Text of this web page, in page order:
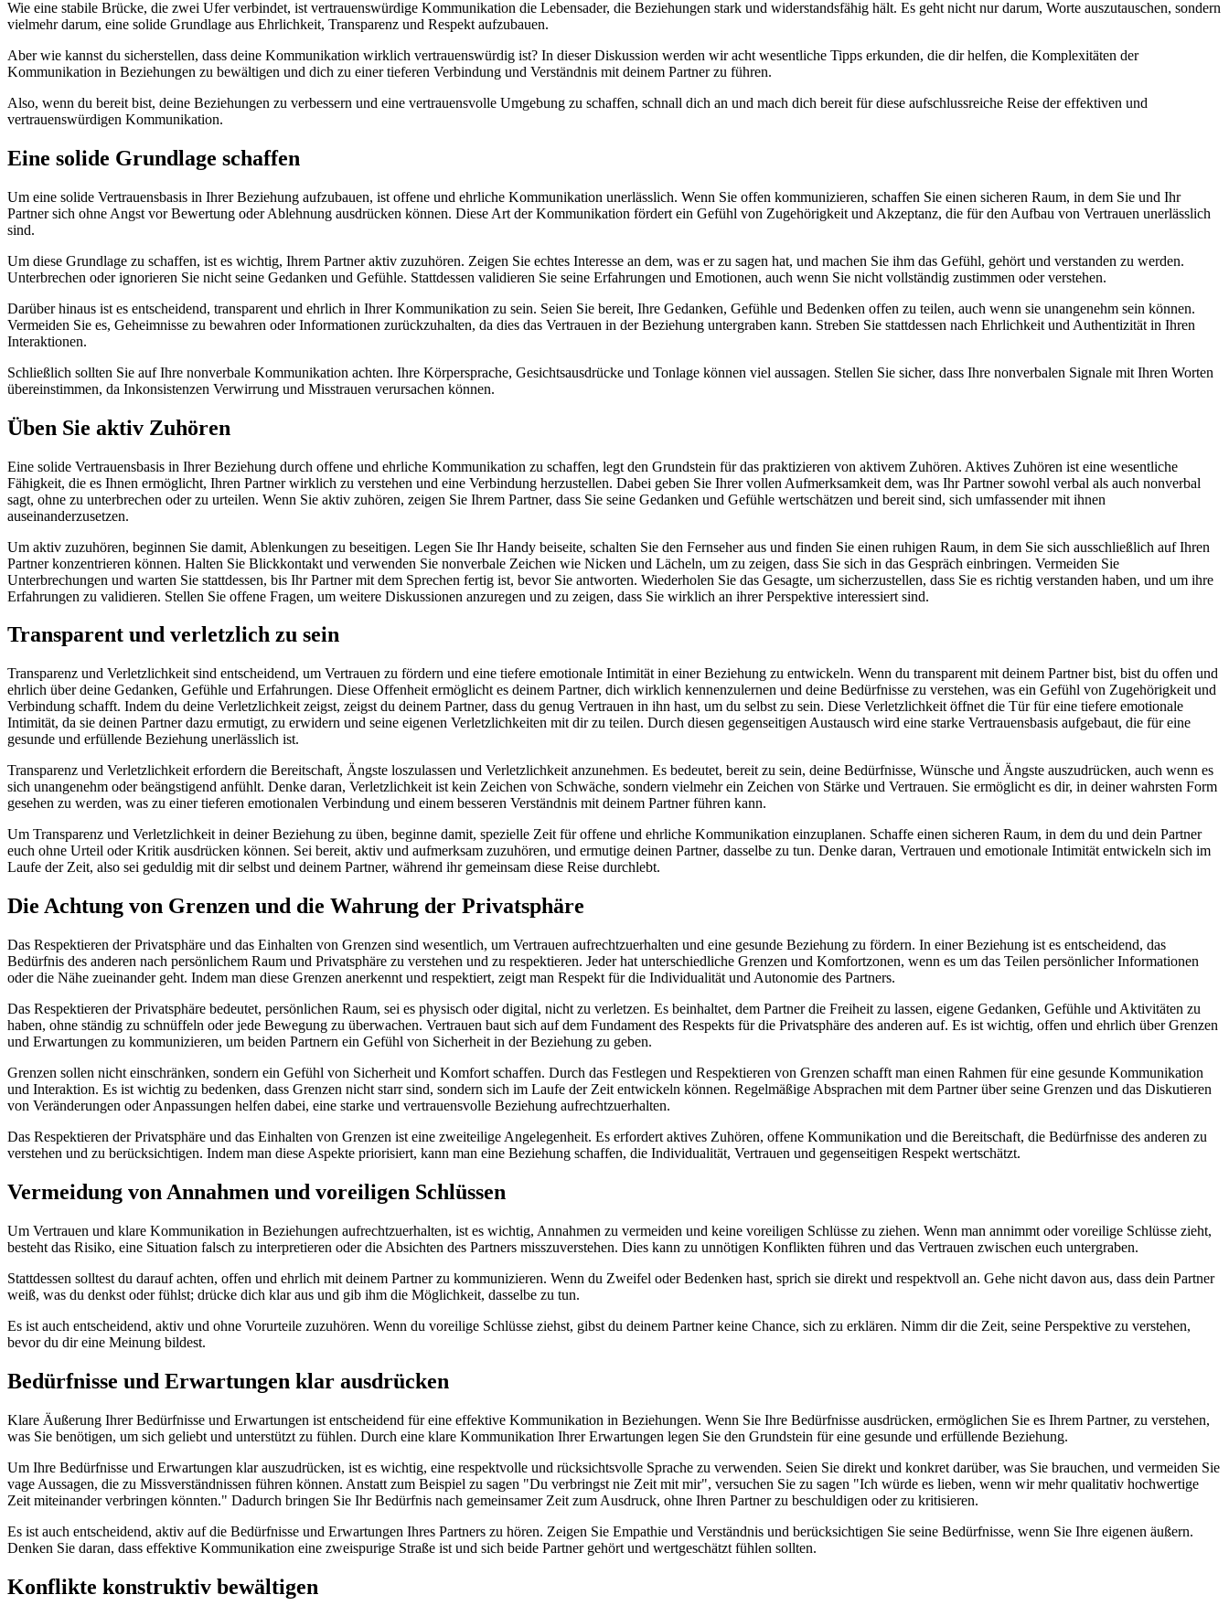
Wie eine stabile Brücke, die zwei Ufer verbindet, ist vertrauenswürdige Kommunikation die Lebensader, die Beziehungen stark und widerstandsfähig hält. Es geht nicht nur darum, Worte auszutauschen, sondern
vielmehr darum, eine solide Grundlage aus Ehrlichkeit, Transparenz und Respekt aufzubauen.
Aber wie kannst du sicherstellen, dass deine Kommunikation wirklich vertrauenswürdig ist? In dieser Diskussion werden wir acht wesentliche Tipps erkunden, die dir helfen, die Komplexitäten der
Kommunikation in Beziehungen zu bewältigen und dich zu einer tieferen Verbindung und Verständnis mit deinem Partner zu führen.
Also, wenn du bereit bist, deine Beziehungen zu verbessern und eine vertrauensvolle Umgebung zu schaffen, schnall dich an und mach dich bereit für diese aufschlussreiche Reise der effektiven und
vertrauenswürdigen Kommunikation.
Eine solide Grundlage schaffen
Um eine solide Vertrauensbasis in Ihrer Beziehung aufzubauen, ist offene und ehrliche Kommunikation unerlässlich. Wenn Sie offen kommunizieren, schaffen Sie einen sicheren Raum, in dem Sie und Ihr
Partner sich ohne Angst vor Bewertung oder Ablehnung ausdrücken können. Diese Art der Kommunikation fördert ein Gefühl von Zugehörigkeit und Akzeptanz, die für den Aufbau von Vertrauen unerlässlich
sind.
Um diese Grundlage zu schaffen, ist es wichtig, Ihrem Partner aktiv zuzuhören. Zeigen Sie echtes Interesse an dem, was er zu sagen hat, und machen Sie ihm das Gefühl, gehört und verstanden zu werden.
Unterbrechen oder ignorieren Sie nicht seine Gedanken und Gefühle. Stattdessen validieren Sie seine Erfahrungen und Emotionen, auch wenn Sie nicht vollständig zustimmen oder verstehen.
Darüber hinaus ist es entscheidend, transparent und ehrlich in Ihrer Kommunikation zu sein. Seien Sie bereit, Ihre Gedanken, Gefühle und Bedenken offen zu teilen, auch wenn sie unangenehm sein können.
Vermeiden Sie es, Geheimnisse zu bewahren oder Informationen zurückzuhalten, da dies das Vertrauen in der Beziehung untergraben kann. Streben Sie stattdessen nach Ehrlichkeit und Authentizität in Ihren
Interaktionen.
Schließlich sollten Sie auf Ihre nonverbale Kommunikation achten. Ihre Körpersprache, Gesichtsausdrücke und Tonlage können viel aussagen. Stellen Sie sicher, dass Ihre nonverbalen Signale mit Ihren Worten
übereinstimmen, da Inkonsistenzen Verwirrung und Misstrauen verursachen können.
Üben Sie aktiv Zuhören
Eine solide Vertrauensbasis in Ihrer Beziehung durch offene und ehrliche Kommunikation zu schaffen, legt den Grundstein für das praktizieren von aktivem Zuhören. Aktives Zuhören ist eine wesentliche
Fähigkeit, die es Ihnen ermöglicht, Ihren Partner wirklich zu verstehen und eine Verbindung herzustellen. Dabei geben Sie Ihrer vollen Aufmerksamkeit dem, was Ihr Partner sowohl verbal als auch nonverbal
sagt, ohne zu unterbrechen oder zu urteilen. Wenn Sie aktiv zuhören, zeigen Sie Ihrem Partner, dass Sie seine Gedanken und Gefühle wertschätzen und bereit sind, sich umfassender mit ihnen
auseinanderzusetzen.
Um aktiv zuzuhören, beginnen Sie damit, Ablenkungen zu beseitigen. Legen Sie Ihr Handy beiseite, schalten Sie den Fernseher aus und finden Sie einen ruhigen Raum, in dem Sie sich ausschließlich auf Ihren
Partner konzentrieren können. Halten Sie Blickkontakt und verwenden Sie nonverbale Zeichen wie Nicken und Lächeln, um zu zeigen, dass Sie sich in das Gespräch einbringen. Vermeiden Sie
Unterbrechungen und warten Sie stattdessen, bis Ihr Partner mit dem Sprechen fertig ist, bevor Sie antworten. Wiederholen Sie das Gesagte, um sicherzustellen, dass Sie es richtig verstanden haben, und um ihre
Erfahrungen zu validieren. Stellen Sie offene Fragen, um weitere Diskussionen anzuregen und zu zeigen, dass Sie wirklich an ihrer Perspektive interessiert sind.
Transparent und verletzlich zu sein
Transparenz und Verletzlichkeit sind entscheidend, um Vertrauen zu fördern und eine tiefere emotionale Intimität in einer Beziehung zu entwickeln. Wenn du transparent mit deinem Partner bist, bist du offen und
ehrlich über deine Gedanken, Gefühle und Erfahrungen. Diese Offenheit ermöglicht es deinem Partner, dich wirklich kennenzulernen und deine Bedürfnisse zu verstehen, was ein Gefühl von Zugehörigkeit und
Verbindung schafft. Indem du deine Verletzlichkeit zeigst, zeigst du deinem Partner, dass du genug Vertrauen in ihn hast, um du selbst zu sein. Diese Verletzlichkeit öffnet die Tür für eine tiefere emotionale
Intimität, da sie deinen Partner dazu ermutigt, zu erwidern und seine eigenen Verletzlichkeiten mit dir zu teilen. Durch diesen gegenseitigen Austausch wird eine starke Vertrauensbasis aufgebaut, die für eine
gesunde und erfüllende Beziehung unerlässlich ist.
Transparenz und Verletzlichkeit erfordern die Bereitschaft, Ängste loszulassen und Verletzlichkeit anzunehmen. Es bedeutet, bereit zu sein, deine Bedürfnisse, Wünsche und Ängste auszudrücken, auch wenn es
sich unangenehm oder beängstigend anfühlt. Denke daran, Verletzlichkeit ist kein Zeichen von Schwäche, sondern vielmehr ein Zeichen von Stärke und Vertrauen. Sie ermöglicht es dir, in deiner wahrsten Form
gesehen zu werden, was zu einer tieferen emotionalen Verbindung und einem besseren Verständnis mit deinem Partner führen kann.
Um Transparenz und Verletzlichkeit in deiner Beziehung zu üben, beginne damit, spezielle Zeit für offene und ehrliche Kommunikation einzuplanen. Schaffe einen sicheren Raum, in dem du und dein Partner
euch ohne Urteil oder Kritik ausdrücken können. Sei bereit, aktiv und aufmerksam zuzuhören, und ermutige deinen Partner, dasselbe zu tun. Denke daran, Vertrauen und emotionale Intimität entwickeln sich im
Laufe der Zeit, also sei geduldig mit dir selbst und deinem Partner, während ihr gemeinsam diese Reise durchlebt.
Die Achtung von Grenzen und die Wahrung der Privatsphäre
Das Respektieren der Privatsphäre und das Einhalten von Grenzen sind wesentlich, um Vertrauen aufrechtzuerhalten und eine gesunde Beziehung zu fördern. In einer Beziehung ist es entscheidend, das
Bedürfnis des anderen nach persönlichem Raum und Privatsphäre zu verstehen und zu respektieren. Jeder hat unterschiedliche Grenzen und Komfortzonen, wenn es um das Teilen persönlicher Informationen
oder die Nähe zueinander geht. Indem man diese Grenzen anerkennt und respektiert, zeigt man Respekt für die Individualität und Autonomie des Partners.
Das Respektieren der Privatsphäre bedeutet, persönlichen Raum, sei es physisch oder digital, nicht zu verletzen. Es beinhaltet, dem Partner die Freiheit zu lassen, eigene Gedanken, Gefühle und Aktivitäten zu
haben, ohne ständig zu schnüffeln oder jede Bewegung zu überwachen. Vertrauen baut sich auf dem Fundament des Respekts für die Privatsphäre des anderen auf. Es ist wichtig, offen und ehrlich über Grenzen
und Erwartungen zu kommunizieren, um beiden Partnern ein Gefühl von Sicherheit in der Beziehung zu geben.
Grenzen sollen nicht einschränken, sondern ein Gefühl von Sicherheit und Komfort schaffen. Durch das Festlegen und Respektieren von Grenzen schafft man einen Rahmen für eine gesunde Kommunikation
und Interaktion. Es ist wichtig zu bedenken, dass Grenzen nicht starr sind, sondern sich im Laufe der Zeit entwickeln können. Regelmäßige Absprachen mit dem Partner über seine Grenzen und das Diskutieren
von Veränderungen oder Anpassungen helfen dabei, eine starke und vertrauensvolle Beziehung aufrechtzuerhalten.
Das Respektieren der Privatsphäre und das Einhalten von Grenzen ist eine zweiteilige Angelegenheit. Es erfordert aktives Zuhören, offene Kommunikation und die Bereitschaft, die Bedürfnisse des anderen zu
verstehen und zu berücksichtigen. Indem man diese Aspekte priorisiert, kann man eine Beziehung schaffen, die Individualität, Vertrauen und gegenseitigen Respekt wertschätzt.
Vermeidung von Annahmen und voreiligen Schlüssen
Um Vertrauen und klare Kommunikation in Beziehungen aufrechtzuerhalten, ist es wichtig, Annahmen zu vermeiden und keine voreiligen Schlüsse zu ziehen. Wenn man annimmt oder voreilige Schlüsse zieht,
besteht das Risiko, eine Situation falsch zu interpretieren oder die Absichten des Partners misszuverstehen. Dies kann zu unnötigen Konflikten führen und das Vertrauen zwischen euch untergraben.
Stattdessen solltest du darauf achten, offen und ehrlich mit deinem Partner zu kommunizieren. Wenn du Zweifel oder Bedenken hast, sprich sie direkt und respektvoll an. Gehe nicht davon aus, dass dein Partner
weiß, was du denkst oder fühlst; drücke dich klar aus und gib ihm die Möglichkeit, dasselbe zu tun.
Es ist auch entscheidend, aktiv und ohne Vorurteile zuzuhören. Wenn du voreilige Schlüsse ziehst, gibst du deinem Partner keine Chance, sich zu erklären. Nimm dir die Zeit, seine Perspektive zu verstehen,
bevor du dir eine Meinung bildest.
Bedürfnisse und Erwartungen klar ausdrücken
Klare Äußerung Ihrer Bedürfnisse und Erwartungen ist entscheidend für eine effektive Kommunikation in Beziehungen. Wenn Sie Ihre Bedürfnisse ausdrücken, ermöglichen Sie es Ihrem Partner, zu verstehen,
was Sie benötigen, um sich geliebt und unterstützt zu fühlen. Durch eine klare Kommunikation Ihrer Erwartungen legen Sie den Grundstein für eine gesunde und erfüllende Beziehung.
Um Ihre Bedürfnisse und Erwartungen klar auszudrücken, ist es wichtig, eine respektvolle und rücksichtsvolle Sprache zu verwenden. Seien Sie direkt und konkret darüber, was Sie brauchen, und vermeiden Sie
vage Aussagen, die zu Missverständnissen führen können. Anstatt zum Beispiel zu sagen "Du verbringst nie Zeit mit mir", versuchen Sie zu sagen "Ich würde es lieben, wenn wir mehr qualitativ hochwertige
Zeit miteinander verbringen könnten." Dadurch bringen Sie Ihr Bedürfnis nach gemeinsamer Zeit zum Ausdruck, ohne Ihren Partner zu beschuldigen oder zu kritisieren.
Es ist auch entscheidend, aktiv auf die Bedürfnisse und Erwartungen Ihres Partners zu hören. Zeigen Sie Empathie und Verständnis und berücksichtigen Sie seine Bedürfnisse, wenn Sie Ihre eigenen äußern.
Denken Sie daran, dass effektive Kommunikation eine zweispurige Straße ist und sich beide Partner gehört und wertgeschätzt fühlen sollten.
Konflikte konstruktiv bewältigen